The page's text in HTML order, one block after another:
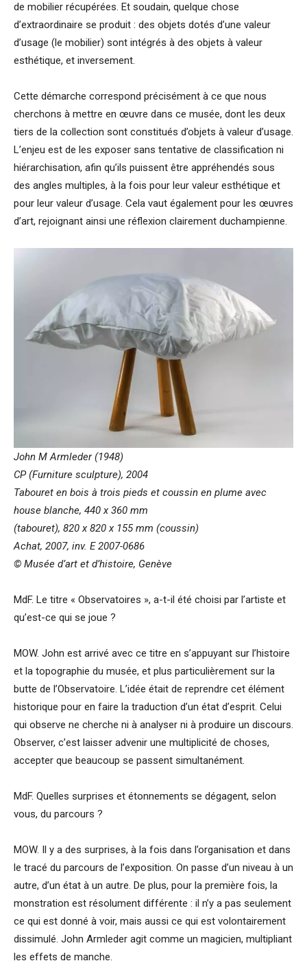
de mobilier récupérées. Et soudain, quelque chose
d’extraordinaire se produit : des objets dotés d’une valeur
d’usage (le mobilier) sont intégrés à des objets à valeur
esthétique, et inversement.
Cette démarche correspond précisément à ce que nous
cherchons à mettre en œuvre dans ce musée, dont les deux
tiers de la collection sont constitués d’objets à valeur d’usage.
L’enjeu est de les exposer sans tentative de classification ni
hiérarchisation, afin qu’ils puissent être appréhendés sous
des angles multiples, à la fois pour leur valeur esthétique et
pour leur valeur d’usage. Cela vaut également pour les œuvres
d’art, rejoignant ainsi une réflexion clairement duchampienne.
John M Armleder (1948)
CP (Furniture sculpture), 2004
Tabouret en bois à trois pieds et coussin en plume avec
house blanche, 440 x 360 mm
(tabouret), 820 x 820 x 155 mm (coussin)
Achat, 2007, inv. E 2007-0686
© Musée d’art et d’histoire, Genève
MdF. Le titre « Observatoires », a-t-il été choisi par l’artiste et
qu’est-ce qui se joue ?
MOW. John est arrivé avec ce titre en s’appuyant sur l’histoire
et la topographie du musée, et plus particulièrement sur la
butte de l’Observatoire. L’idée était de reprendre cet élément
historique pour en faire la traduction d’un état d’esprit. Celui
qui observe ne cherche ni à analyser ni à produire un discours.
Observer, c’est laisser advenir une multiplicité de choses,
accepter que beaucoup se passent simultanément.
MdF. Quelles surprises et étonnements se dégagent, selon
vous, du parcours ?
MOW. Il y a des surprises, à la fois dans l’organisation et dans
le tracé du parcours de l’exposition. On passe d’un niveau à un
autre, d’un état à un autre. De plus, pour la première fois, la
monstration est résolument différente : il n’y a pas seulement
ce qui est donné à voir, mais aussi ce qui est volontairement
dissimulé. John Armleder agit comme un magicien, multipliant
les effets de manche.